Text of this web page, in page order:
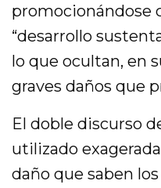
promocionándose
“desarrollo
lo que ocultan, en
graves daños que
El doble discurso
utilizado
daño que saben